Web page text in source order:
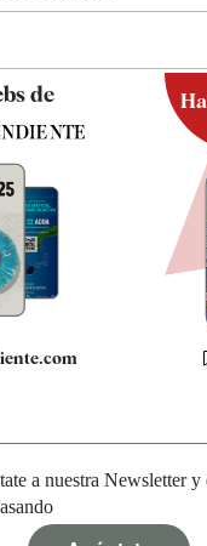
de
a nuestra Newsletter y